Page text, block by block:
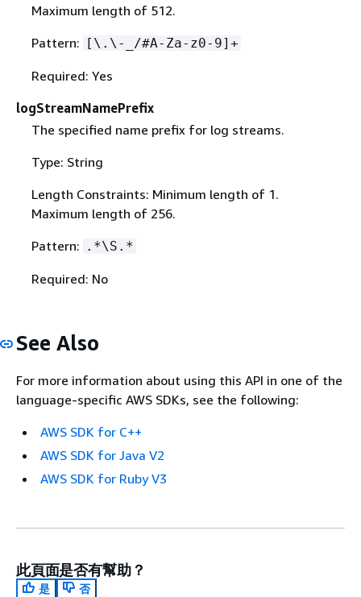
Maximum length of 512.
Pattern: [\.\-_/#A-Za-z0-9]+
Required: Yes
logStreamNamePrefix
The specified name prefix for log streams.
Type: String
Length Constraints: Minimum length of 1.
Maximum length of 256.
Pattern: .*\S.*
Required: No
See Also
For more information about using this API in one of the
language-specific AWS SDKs, see the following:
AWS SDK for C++
AWS SDK for Java V2
AWS SDK for Ruby V3
此頁面是否有幫助？
是
否